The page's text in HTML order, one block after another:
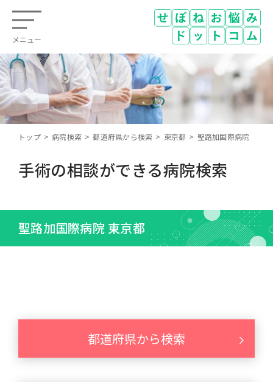
メニュー
トップ 病院検索 都道府県から検索 東京都 聖路加国際病院
手術の相談ができる病院検索
聖路加国際病院 東京都
都道府県から検索